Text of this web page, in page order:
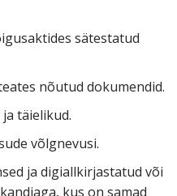
sätestatud
nõutud dokumendid.
täielikud.
võlgnevusi.
ja digiallkirjastatud või
kus on samad